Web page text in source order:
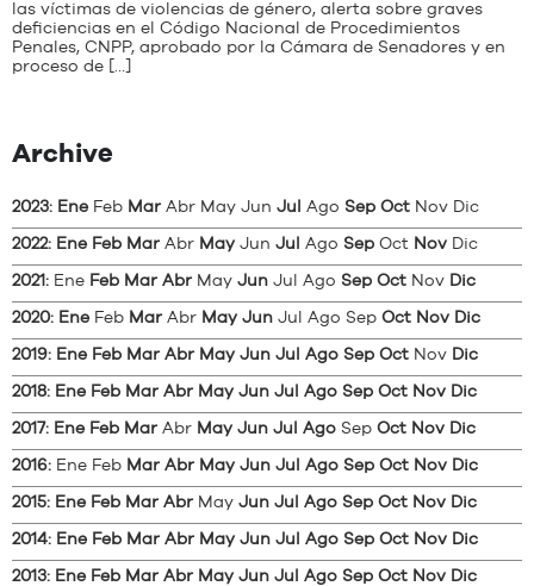
las víctimas de violencias de género, alerta sobre graves
deficiencias en el Código Nacional de Procedimientos
Penales, CNPP, aprobado por la Cámara de Senadores y en
proceso de […]
Archive
2023: Ene Feb Mar Abr May Jun Jul Ago Sep Oct Nov Dic
2022: Ene Feb Mar Abr May Jun Jul Ago Sep Oct Nov Dic
2021: Ene Feb Mar Abr May Jun Jul Ago Sep Oct Nov Dic
2020: Ene Feb Mar Abr May Jun Jul Ago Sep Oct Nov Dic
2019: Ene Feb Mar Abr May Jun Jul Ago Sep Oct Nov Dic
2018: Ene Feb Mar Abr May Jun Jul Ago Sep Oct Nov Dic
2017: Ene Feb Mar Abr May Jun Jul Ago Sep Oct Nov Dic
2016: Ene Feb Mar Abr May Jun Jul Ago Sep Oct Nov Dic
2015: Ene Feb Mar Abr May Jun Jul Ago Sep Oct Nov Dic
2014: Ene Feb Mar Abr May Jun Jul Ago Sep Oct Nov Dic
2013: Ene Feb Mar Abr May Jun Jul Ago Sep Oct Nov Dic